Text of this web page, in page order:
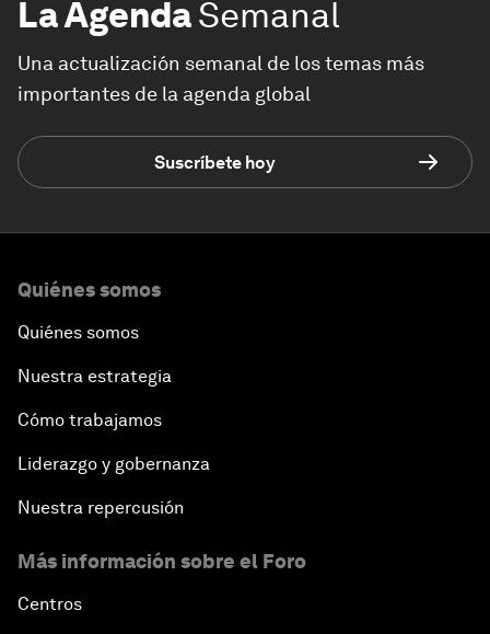
La AgendaSemanal
Una actualización semanal de los temas más
importantes de la agenda global
Suscríbete hoy
Quiénes somos
Quiénes somos
Nuestra estrategia
Cómo trabajamos
Liderazgo y gobernanza
Nuestra repercusión
Más información sobre el Foro
Centros